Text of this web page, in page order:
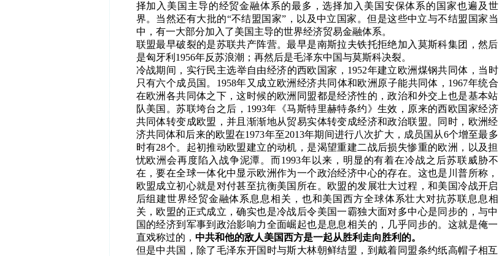
择加入美国主导的经贸金融体系的最多，选择加入美国安保体系的国家也遍及世
界。当然还有大批的“不结盟国家”，以及中立国家。但是这些中立与不结盟国家当
中，有一大部分加入了美国主导的世界经济贸易金融体系。
联盟最早破裂的是苏联共产阵营。最早是南斯拉夫铁托拒绝加入莫斯科集团，然后
是匈牙利1956年反苏浪潮；再然后是毛泽东中国与莫斯科决裂。
冷战期间，实行民主选举自由经济的西欧国家，1952年建立欧洲煤钢共同体，当时
只有六个成员国。 1958年又成立欧洲经济共同体和欧洲原子能共同体，1967年统合
在欧洲各共同体之下，这时候的欧洲同盟都是经济性的，政治和外交上也是基本站
队美国。苏联垮台之后，1993年《马斯特里赫特条约》生效，原来的西欧国家经济
共同体转变成欧盟，并且渐渐地从贸易实体转变成经济和政治联盟。同时，欧洲经
济共同体和后来的欧盟在1973年至2013年期间进行八次扩大，成员国从6个增至最多
时有28个。起初推动欧盟建立的动机，是渴望重建二战后损失惨重的欧洲，以及担
忧欧洲会再度陷入战争泥潭。而1993年以来，明显的有着在冷战之后苏联威胁不
在，要在全球一体化中显示欧洲作为一个政治经济中心的存在。这也是川普所称，
欧盟成立初心就是对付甚至抗衡美国所在。欧盟的发展壮大过程，和美国冷战开启
后组建世界经贸金融体系息息相关，也和美国西方全球体系壮大对抗苏联息息相
关，欧盟的正式成立，确实也是冷战后令美国一霸独大面对多中心是同步的，与中
国的经济到军事到政治影响力全面崛起也是息息相关的，几乎同步的。这就是俺一
直戏称过的， 中共和他的敌人美国西方是一起从胜利走向胜利的。
但是中共国，除了毛泽东开国时与斯大林朝鲜结盟，到戴着同盟条约纸高帽子相互